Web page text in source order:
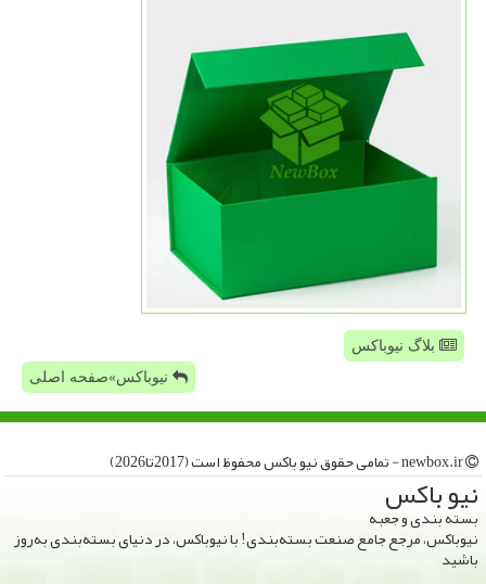
بلاگ نیوباکس
نیوباکس»صفحه اصلی
نیو باكس
بسته بندی و جعبه
نیوباکس، مرجع جامع صنعت بسته‌بندی! با نیوباکس، در دنیای بسته‌بندی به‌روز
باشید